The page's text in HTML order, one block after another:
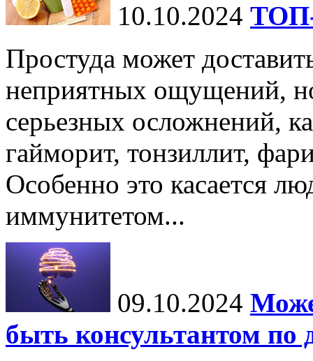
10.10.2024 ТОП-
Простуда может
неприятных ощущений,
серьезных осложнений,
гайморит, тонзиллит,
Особенно это касается
иммунитетом...
09.10.2024
быть консультантом по